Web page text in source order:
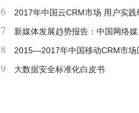
鹅智酷25期）
6
2017年中国云CRM市场 用户实践
究报告
7
新媒体发展趋势报告：中国网络媒
体的未来（2015）
8
2015—2017年中国移动CRM市场
顾报告
9 大数据安全标准化白皮书